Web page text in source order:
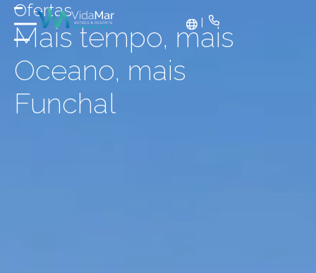
Ofertas
Mais tempo, mais
Oceano, mais
Funchal